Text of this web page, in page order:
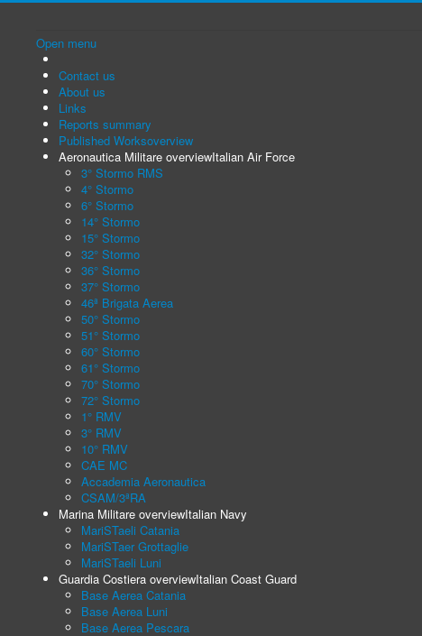
Open menu
Contact us
About us
Links
Reports summary
Published Worksoverview
Aeronautica Militare overviewItalian Air Force
3° Stormo RMS
4° Stormo
6° Stormo
14° Stormo
15° Stormo
32° Stormo
36° Stormo
37° Stormo
46ª Brigata Aerea
50° Stormo
51° Stormo
60° Stormo
61° Stormo
70° Stormo
72° Stormo
1° RMV
3° RMV
10° RMV
CAE MC
Accademia Aeronautica
CSAM/3ªRA
Marina Militare overviewItalian Navy
MariSTaeli Catania
MariSTaer Grottaglie
MariSTaeli Luni
Guardia Costiera overviewItalian Coast Guard
Base Aerea Catania
Base Aerea Luni
Base Aerea Pescara